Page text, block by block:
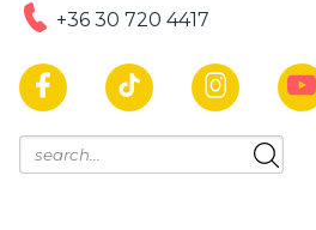
+36 30 720 4417